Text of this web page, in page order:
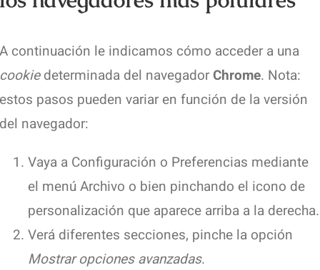
A continuación le indicamos cómo acceder a una
cookiedeterminada del navegadorChrome. Nota:
estos pasos pueden variar en función de la versión
del navegador:
Vaya a Configuración o Preferencias mediante
el menú Archivo o bien pinchando el icono de
personalización que aparece arriba a la derecha.
Verá diferentes secciones, pinche la opción
Mostrar opciones avanzadas.